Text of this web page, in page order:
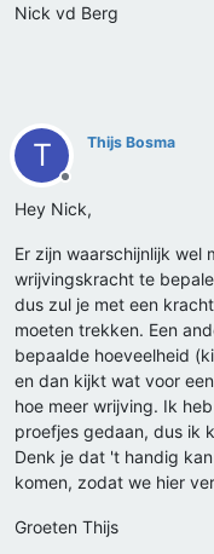
Nick vd Berg
T
Offline
Thijs Bosma
Hey Nick,
Er zijn waarschijnlijk wel
wrijvingskracht te
dus zul je met een
moeten trekken. Een
bepaalde hoeveelheid
en dan kijkt wat voor
hoe meer wrijving. Ik
proefjes gedaan, dus ik
Denk je dat 't handig
komen, zodat we hier
Groeten Thijs